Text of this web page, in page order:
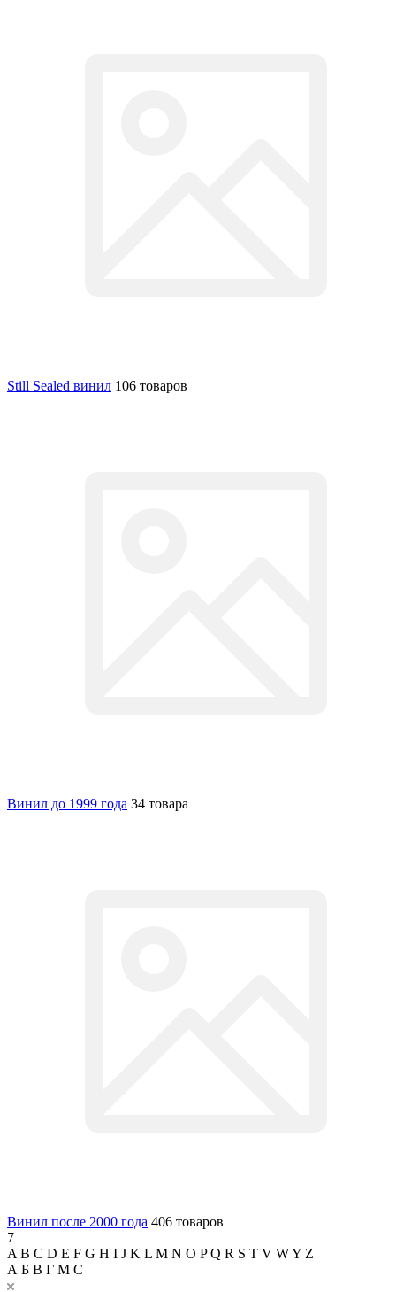
Still Sealed винил 106 товаров
Винил до 1999 года 34 товара
Винил после 2000 года 406 товаров
7
A B C D E F G H I J K L M N O P Q R S T V WY Z
А Б В Г М С